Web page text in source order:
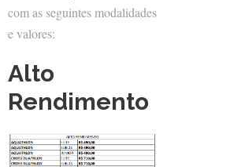
com as seguintes modalidades
e valores:
Alto
Rendimento